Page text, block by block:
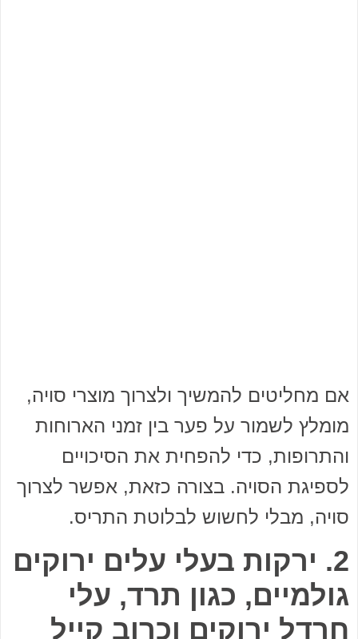
אם מחליטים להמשיך ולצרוך מוצרי סויה,
מומלץ לשמור על פער בין זמני הארוחות
והתרופות, כדי להפחית את הסיכויים
לספיגת הסויה. בצורה כזאת, אפשר לצרוך
סויה, מבלי לחשוש לבלוטת התריס.
2. ירקות בעלי עלים ירוקים
גולמיים, כגון תרד, עלי
חרדל ירוקים וכרוב קייל